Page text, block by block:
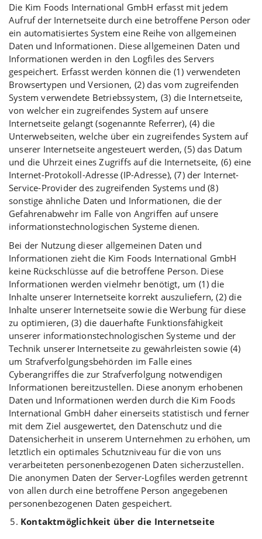
Die Kim Foods International GmbH erfasst mit jedem
Aufruf der Internetseite durch eine betroffene Person oder
ein automatisiertes System eine Reihe von allgemeinen
Daten und Informationen. Diese allgemeinen Daten und
Informationen werden in den Logfiles des Servers
gespeichert. Erfasst werden können die (1) verwendeten
Browsertypen und Versionen, (2) das vom zugreifenden
System verwendete Betriebssystem, (3) die Internetseite,
von welcher ein zugreifendes System auf unsere
Internetseite gelangt (sogenannte Referrer), (4) die
Unterwebseiten, welche über ein zugreifendes System auf
unserer Internetseite angesteuert werden, (5) das Datum
und die Uhrzeit eines Zugriffs auf die Internetseite, (6) eine
Internet-Protokoll-Adresse (IP-Adresse), (7) der Internet-
Service-Provider des zugreifenden Systems und (8)
sonstige ähnliche Daten und Informationen, die der
Gefahrenabwehr im Falle von Angriffen auf unsere
informationstechnologischen Systeme dienen.
Bei der Nutzung dieser allgemeinen Daten und
Informationen zieht die Kim Foods International GmbH
keine Rückschlüsse auf die betroffene Person. Diese
Informationen werden vielmehr benötigt, um (1) die
Inhalte unserer Internetseite korrekt auszuliefern, (2) die
Inhalte unserer Internetseite sowie die Werbung für diese
zu optimieren, (3) die dauerhafte Funktionsfähigkeit
unserer informationstechnologischen Systeme und der
Technik unserer Internetseite zu gewährleisten sowie (4)
um Strafverfolgungsbehörden im Falle eines
Cyberangriffes die zur Strafverfolgung notwendigen
Informationen bereitzustellen. Diese anonym erhobenen
Daten und Informationen werden durch die Kim Foods
International GmbH daher einerseits statistisch und ferner
mit dem Ziel ausgewertet, den Datenschutz und die
Datensicherheit in unserem Unternehmen zu erhöhen, um
letztlich ein optimales Schutzniveau für die von uns
verarbeiteten personenbezogenen Daten sicherzustellen.
Die anonymen Daten der Server-Logfiles werden getrennt
von allen durch eine betroffene Person angegebenen
personenbezogenen Daten gespeichert.
Kontaktmöglichkeit über die Internetseite